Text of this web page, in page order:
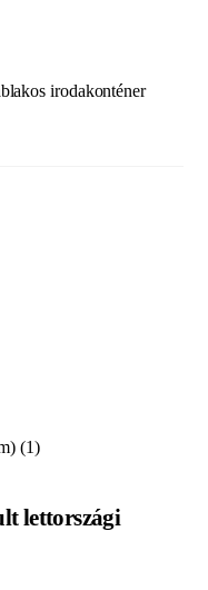
irodakonténer
lettországi